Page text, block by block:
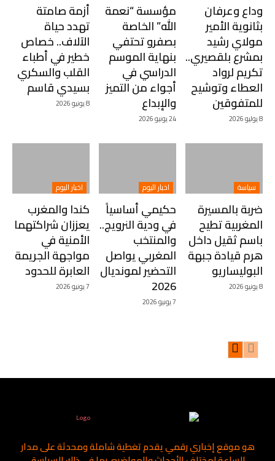
وداع وعرفان
بثانوية الأمير
مولاي رشيد
بمشرع بلقصيري..
تكريم لرواد
العطاء وتوشيح
للمتفوقين
8 يوليو 2026
مؤسسة “نعمة
الله” الخاصة
بصفرو تحتفي
بنهاية الموسم
الدراسي في
أجواء من التميز
والإبداع
24 يونيو 2026
أزمة صامتة
تهدد حياة
الآلاف.. خصاص
خطير في أطباء
القلب والسكري
بسيدي قاسم
8 يونيو 2026
سياسة
ضربة بالمسيرة
المغربية تطيح
باسم ثقيل داخل
هرم قيادة جبهة
البوليساريو
8 يونيو 2026
اخبار اليوم
حكيمي أساسياً
في ودية النرويج..
والمنتخب
المغربي يواصل
التحضير لمونديال
2026
7 يونيو 2026
اخبار اليوم
كندا والمغرب
يعززان شراكتهما
الأمنية في
مواجهة الجريمة
العابرة للحدود
7 يونيو 2026
هو موقع إخباري رقمي يقدم تغطية شاملة ومحدثة على مدار